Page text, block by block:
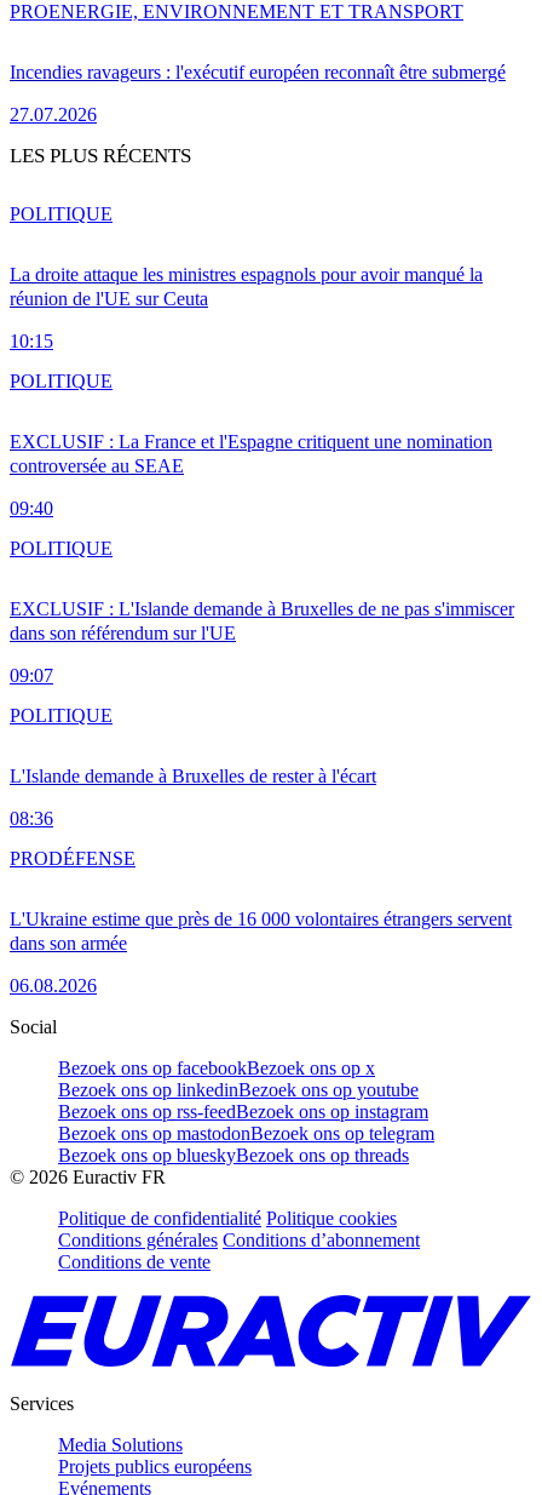
Incendies ravageurs : l'exécutif européen reconnaît être submergé
27.07.2026
PROENERGIE, ENVIRONNEMENT ET TRANSPORT
LES PLUS RÉCENTS
La droite attaque les ministres espagnols pour avoir manqué la
réunion de l'UE sur Ceuta
10:15
POLITIQUE
EXCLUSIF : La France et l'Espagne critiquent une nomination
controversée au SEAE
09:40
POLITIQUE
EXCLUSIF : L'Islande demande à Bruxelles de ne pas s'immiscer
dans son référendum sur l'UE
09:07
POLITIQUE
L'Islande demande à Bruxelles de rester à l'écart
08:36
POLITIQUE
L'Ukraine estime que près de 16 000 volontaires étrangers servent
dans son armée
06.08.2026
PRODÉFENSE
Social
Bezoek ons op facebookBezoek ons op x
Bezoek ons op linkedinBezoek ons op youtube
Bezoek ons op rss-feedBezoek ons op instagram
Bezoek ons op mastodonBezoek ons op telegram
Bezoek ons op blueskyBezoek ons op threads
© 2026 Euractiv FR
Politique de confidentialité Politique cookies
Conditions générales Conditions d’abonnement
Conditions de vente
Services
Media Solutions
Projets publics européens
Evénements